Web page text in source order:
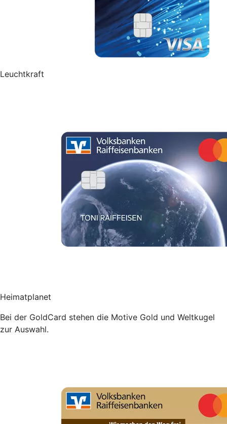
Leuchtkraft
Heimatplanet
Bei der GoldCard stehen die Motive Gold und Weltkugel
zur Auswahl.